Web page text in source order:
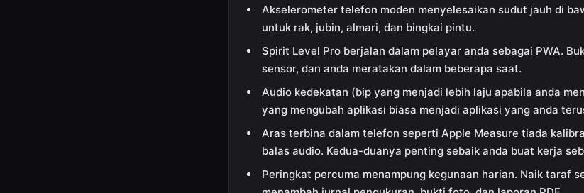
Akselerometer telefon moden menyelesaikan sudut jauh di
untuk rak, jubin, almari, dan bingkai pintu.
Spirit Level Pro berjalan dalam pelayar anda sebagai PWA.
sensor, dan anda meratakan dalam beberapa saat.
Audio kedekatan (bip yang menjadi lebih laju apabila anda
yang mengubah aplikasi biasa menjadi aplikasi yang anda
Aras terbina dalam telefon seperti Apple Measure tiada
balas audio. Kedua-duanya penting sebaik anda buat kerja
Peringkat percuma menampung kegunaan harian. Naik taraf